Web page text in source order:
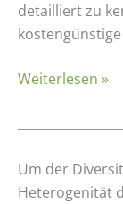
detailliert zu
kostengünstige
Weiterlesen »
Um der
Heterogenität
Das
Team(-